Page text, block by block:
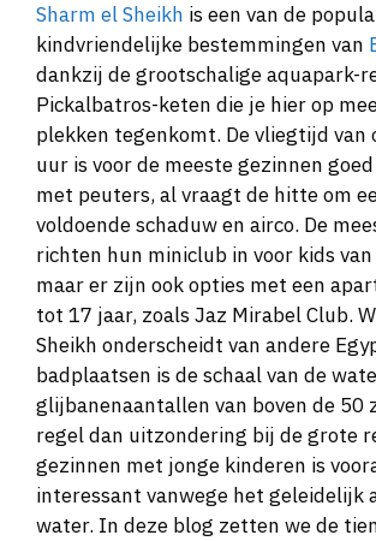
Sharm el Sheikh is een van de
kindvriendelijke bestemmingen van
dankzij de grootschalige aquapark-
Pickalbatros-keten die je hier op
plekken tegenkomt. De vliegtijd van
uur is voor de meeste gezinnen
met peuters, al vraagt de hitte om
voldoende schaduw en airco. De
richten hun miniclub in voor kids
maar er zijn ook opties met een
tot 17 jaar, zoals Jaz Mirabel Club.
Sheikh onderscheidt van andere
badplaatsen is de schaal van de
glijbanenaantallen van boven de 50
regel dan uitzondering bij de grote
gezinnen met jonge kinderen is
interessant vanwege het geleidelijk
water. In deze blog zetten we de